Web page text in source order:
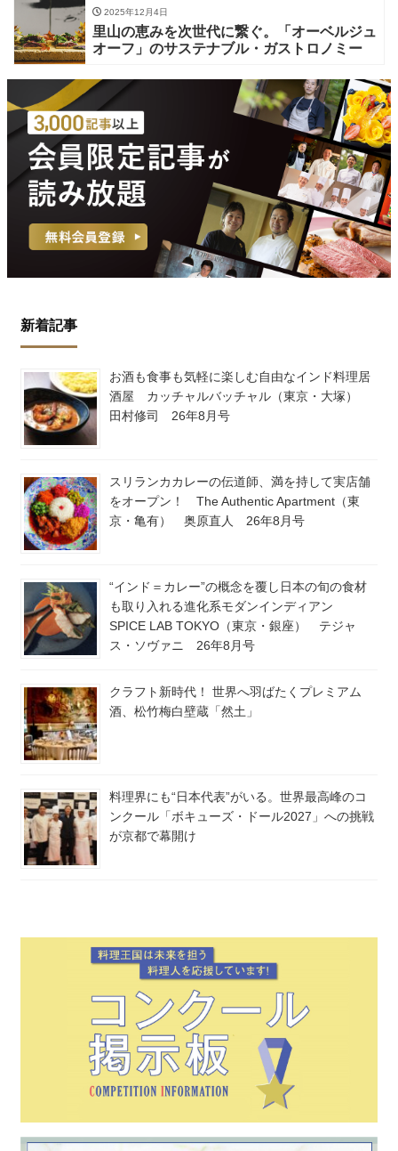
2025年12月4日
里山の恵みを次世代に繋ぐ。「オーベルジュ
オーフ」のサステナブル・ガストロノミー
新着記事
お酒も食事も気軽に楽しむ自由なインド料理居
酒屋 カッチャルバッチャル（東京・大塚）
田村修司 26年8月号
スリランカカレーの伝道師、満を持して実店舗
をオープン！ The Authentic Apartment（東
京・亀有） 奥原直人 26年8月号
“インド＝カレー”の概念を覆し日本の旬の食材
も取り入れる進化系モダンインディアン
SPICE LAB TOKYO（東京・銀座） テジャ
ス・ソヴァニ 26年8月号
クラフト新時代！ 世界へ羽ばたくプレミアム
酒、松竹梅白壁蔵「然土」
料理界にも“日本代表”がいる。世界最高峰のコ
ンクール「ボキューズ・ドール2027」への挑戦
が京都で幕開け